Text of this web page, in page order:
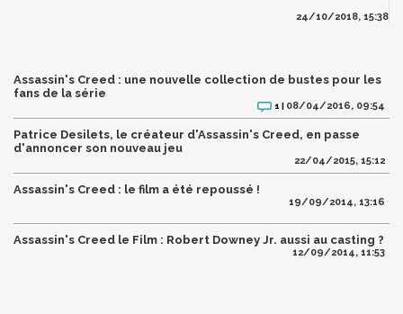
24/10/2018, 15:38
Assassin's Creed : une nouvelle collection de bustes pour les
fans de la série
1 | 08/04/2016, 09:54
Patrice Desilets, le créateur d'Assassin's Creed, en passe
d'annoncer son nouveau jeu
22/04/2015, 15:12
Assassin's Creed : le film a été repoussé !
19/09/2014, 13:16
Assassin's Creed le Film : Robert Downey Jr. aussi au casting ?
12/09/2014, 11:53